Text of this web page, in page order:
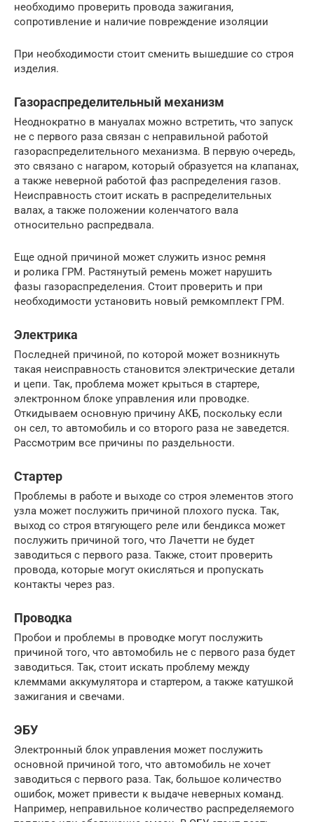
необходимо проверить провода зажигания,
сопротивление и наличие повреждение изоляции
При необходимости стоит сменить вышедшие со строя
изделия.
Газораспределительный механизм
Неоднократно в мануалах можно встретить, что запуск
не с первого раза связан с неправильной работой
газораспределительного механизма. В первую очередь,
это связано с нагаром, который образуется на клапанах,
а также неверной работой фаз распределения газов.
Неисправность стоит искать в распределительных
валах, а также положении коленчатого вала
относительно распредвала.
Еще одной причиной может служить износ ремня
и ролика ГРМ. Растянутый ремень может нарушить
фазы газораспределения. Стоит проверить и при
необходимости установить новый ремкомплект ГРМ.
Электрика
Последней причиной, по которой может возникнуть
такая неисправность становится электрические детали
и цепи. Так, проблема может крыться в стартере,
электронном блоке управления или проводке.
Откидываем основную причину АКБ, поскольку если
он сел, то автомобиль и со второго раза не заведется.
Рассмотрим все причины по раздельности.
Стартер
Проблемы в работе и выходе со строя элементов этого
узла может послужить причиной плохого пуска. Так,
выход со строя втягующего реле или бендикса может
послужить причиной того, что Лачетти не будет
заводиться с первого раза. Также, стоит проверить
провода, которые могут окисляться и пропускать
контакты через раз.
Проводка
Пробои и проблемы в проводке могут послужить
причиной того, что автомобиль не с первого раза будет
заводиться. Так, стоит искать проблему между
клеммами аккумулятора и стартером, а также катушкой
зажигания и свечами.
ЭБУ
Электронный блок управления может послужить
основной причиной того, что автомобиль не хочет
заводиться с первого раза. Так, большое количество
ошибок, может привести к выдаче неверных команд.
Например, неправильное количество распределяемого